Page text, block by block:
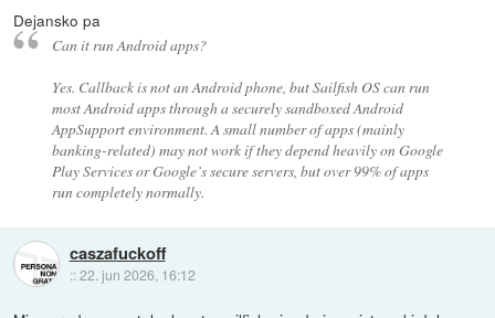
Dejansko pa
Can it run Android apps?
Yes. Callback is not an Android phone, but Sailfish OS can run
most Android apps through a securely sandboxed Android
AppSupport environment. A small number of apps (mainly
banking-related) may not work if they depend heavily on Google
Play Services or Google’s secure servers, but over 99% of apps
run completely normally.
caszafuckoff
::22. jun 2026, 16:12